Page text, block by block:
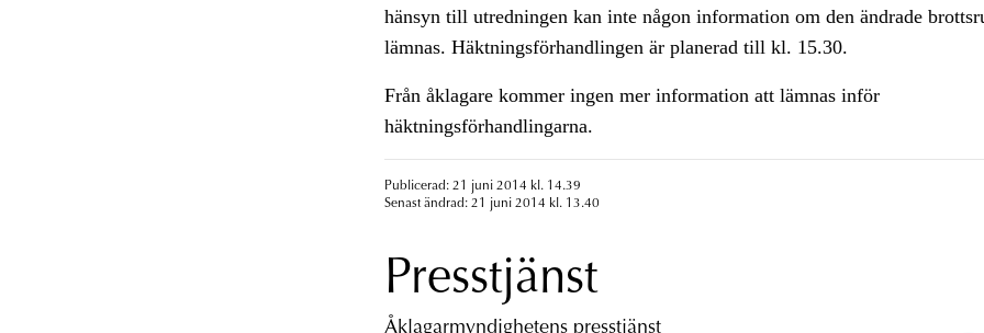
hänsyn till utredningen kan inte någon information om den ändrade
lämnas. Häktningsförhandlingen är planerad till kl. 15.30.
Från åklagare kommer ingen mer information att lämnas inför
häktningsförhandlingarna.
Publicerad: 21 juni 2014 kl. 14.39
Senast ändrad: 21 juni 2014 kl. 13.40
Presstjänst
Åklagarmyndighetens presstjänst